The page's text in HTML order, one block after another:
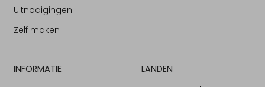
Uitnodigingen
Zelf maken
INFORMATIE
LANDEN